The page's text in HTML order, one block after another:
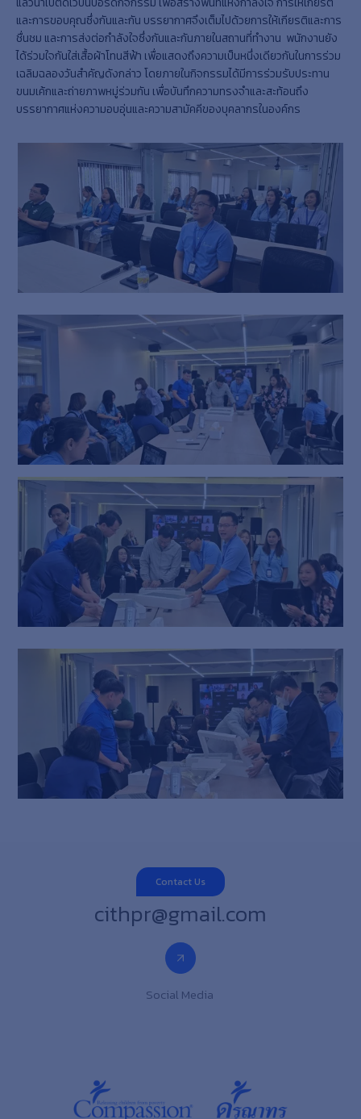
และการขอบคุณซึ่งกันและกัน บรรยากาศจึงเต็มไปด้วยการให้เกียรติและการ
ชื่นชม และการส่งต่อกำลังใจซึ่งกันและกันภายในสถานที่ทำงาน พนักงานยัง
ได้ร่วมใจกันใส่เสื้อผ้าโทนสีฟ้า เพื่อแสดงถึงความเป็นหนึ่งเดียวกันในการร่วม
เฉลิมฉลองวันสำคัญดังกล่าว โดยภายในกิจกรรมได้มีการร่วมรับประทาน
ขนมเค้กและถ่ายภาพหมู่ร่วมกัน เพื่อบันทึกความทรงจำและสะท้อนถึง
บรรยากาศแห่งความอบอุ่นและความสามัคคีของบุคลากรในองค์กร
Contact Us
cithpr@gmail.com
Social Media